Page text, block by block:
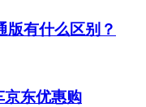
版有什么区别？
京东优惠购